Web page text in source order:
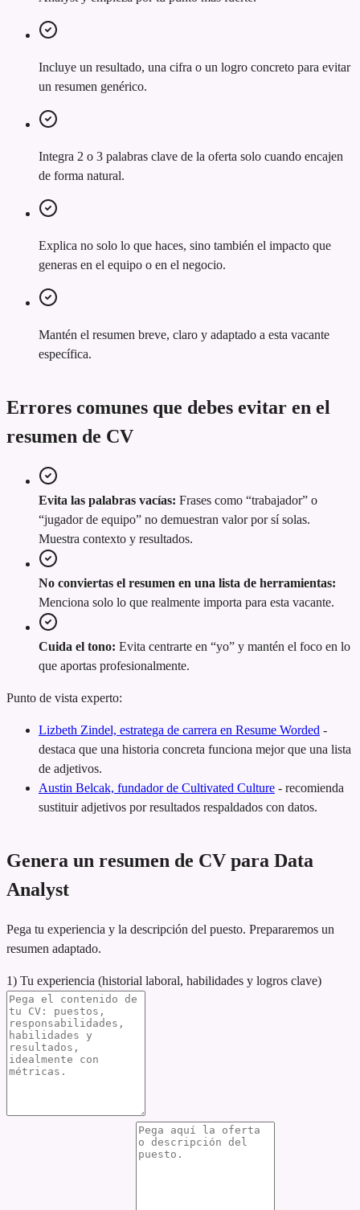
Incluye un resultado, una cifra o un logro concreto para evitar
un resumen genérico.
Integra 2 o 3 palabras clave de la oferta solo cuando encajen
de forma natural.
Explica no solo lo que haces, sino también el impacto que
generas en el equipo o en el negocio.
Mantén el resumen breve, claro y adaptado a esta vacante
específica.
Errores comunes que debes evitar en el
resumen de CV
Evita las palabras vacías: Frases como “trabajador” o
“jugador de equipo” no demuestran valor por sí solas.
Muestra contexto y resultados.
No conviertas el resumen en una lista de herramientas:
Menciona solo lo que realmente importa para esta vacante.
Cuida el tono: Evita centrarte en “yo” y mantén el foco en lo
que aportas profesionalmente.
Punto de vista experto:
Lizbeth Zindel, estratega de carrera en Resume Worded -
destaca que una historia concreta funciona mejor que una lista
de adjetivos.
Austin Belcak, fundador de Cultivated Culture - recomienda
sustituir adjetivos por resultados respaldados con datos.
Genera un resumen de CV para Data
Analyst
Pega tu experiencia y la descripción del puesto. Prepararemos un
resumen adaptado.
1) Tu experiencia (historial laboral, habilidades y logros clave)